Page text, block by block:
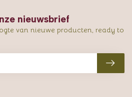
nieuwsbrief
van nieuwe producten, ready to